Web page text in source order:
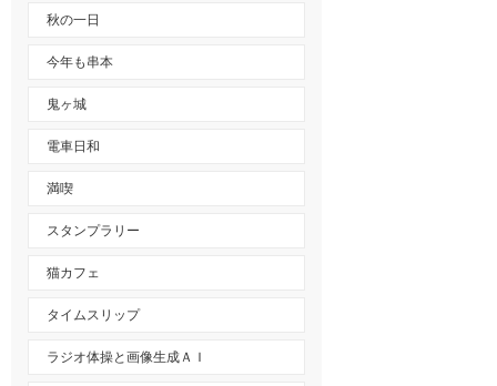
秋の一日
今年も串本
鬼ヶ城
電車日和
満喫
スタンプラリー
猫カフェ
タイムスリップ
ラジオ体操と画像生成ＡＩ